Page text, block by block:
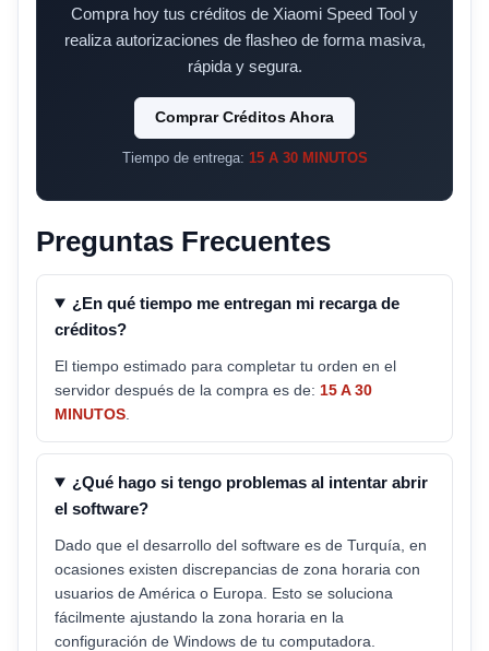
Compra hoy tus créditos de Xiaomi Speed Tool y
realiza autorizaciones de flasheo de forma masiva,
rápida y segura.
Comprar Créditos Ahora
Tiempo de entrega: 15 A 30 MINUTOS
Preguntas Frecuentes
¿En qué tiempo me entregan mi recarga de
créditos?
El tiempo estimado para completar tu orden en el
servidor después de la compra es de: 15 A 30
MINUTOS
¿Qué hago si tengo problemas al intentar abrir
el software?
Dado que el desarrollo del software es de Turquía, en
ocasiones existen discrepancias de zona horaria con
usuarios de América o Europa. Esto se soluciona
fácilmente ajustando la zona horaria en la
configuración de Windows de tu computadora.